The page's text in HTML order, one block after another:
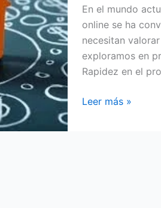
En el mundo
online se ha
necesitan
exploramos en
Rapidez en el
Online
para
Casos
Urgentes
Leer más »